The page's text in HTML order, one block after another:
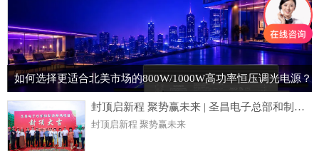
如何选择更适合北美市场的800W/1000W高功率恒压调光电源？
封顶启新程 聚势赢未来 | 圣昌电子总部和制造基地项目主体结构顺利封顶
封顶启新程 聚势赢未来